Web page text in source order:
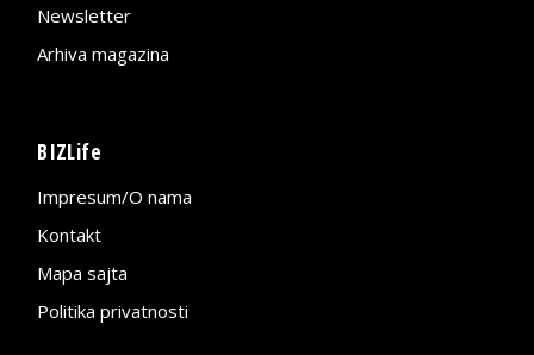
Newsletter
Arhiva magazina
BIZLife
Impresum/O nama
Kontakt
Mapa sajta
Politika privatnosti